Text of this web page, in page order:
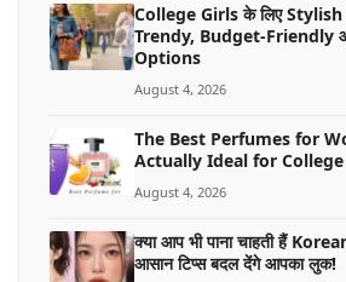
College Girls के लिए
Trendy, Budget-Friendly
Options
August 4, 2026
The Best Perfumes for
Actually Ideal for
August 4, 2026
क्या आप भी पाना चाहती हैं
आसान टिप्स बदल देंगे आपका लुक!